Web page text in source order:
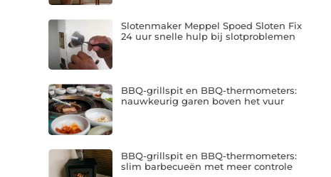
Slotenmaker Meppel Spoed Sloten Fix
24 uur snelle hulp bij slotproblemen
BBQ-grillspit en BBQ-thermometers:
nauwkeurig garen boven het vuur
BBQ-grillspit en BBQ-thermometers:
slim barbecueën met meer controle